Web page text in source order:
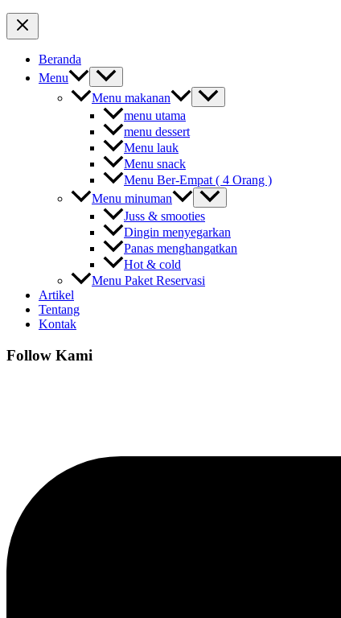
Beranda
Menu
Menu makanan
menu utama
menu dessert
Menu lauk
Menu snack
Menu Ber-Empat ( 4 Orang )
Menu minuman
Juss & smooties
Dingin menyegarkan
Panas menghangatkan
Hot & cold
Menu Paket Reservasi
Artikel
Tentang
Kontak
Follow Kami